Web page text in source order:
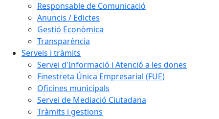
Responsable de Comunicació
Anuncis / Edictes
Gestió Econòmica
Transparència
Serveis i tràmits
Servei d'Informació i Atenció a les dones
Finestreta Única Empresarial (FUE)
Oficines municipals
Servei de Mediació Ciutadana
Tràmits i gestions